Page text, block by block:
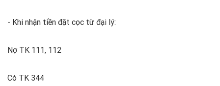
- Khi nhận tiền đặt cọc từ đại lý:
Nợ TK 111, 112
Có TK 344